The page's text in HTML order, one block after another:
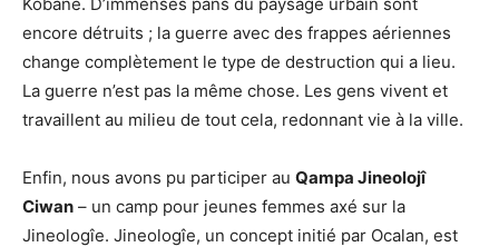
encore détruits ; la guerre avec des frappes aériennes
change complètement le type de destruction qui a lieu.
La guerre n’est pas la même chose. Les gens vivent et
travaillent au milieu de tout cela, redonnant vie à la ville.
Enfin, nous avons pu participer au Qampa Jineolojî
Ciwan – un camp pour jeunes femmes axé sur la
Jineologîe. Jineologîe, un concept initié par Ocalan, est